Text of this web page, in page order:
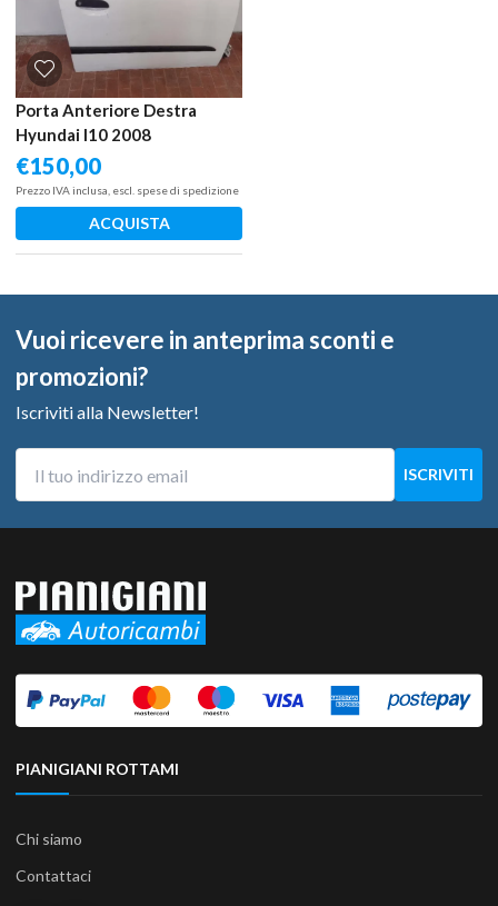
Porta Anteriore Destra
Hyundai I10 2008
€150,00
Prezzo IVA inclusa, escl. spese di spedizione
ACQUISTA
Vuoi ricevere in anteprima sconti e
promozioni?
Iscriviti alla Newsletter!
PIANIGIANI ROTTAMI
Chi siamo
Contattaci